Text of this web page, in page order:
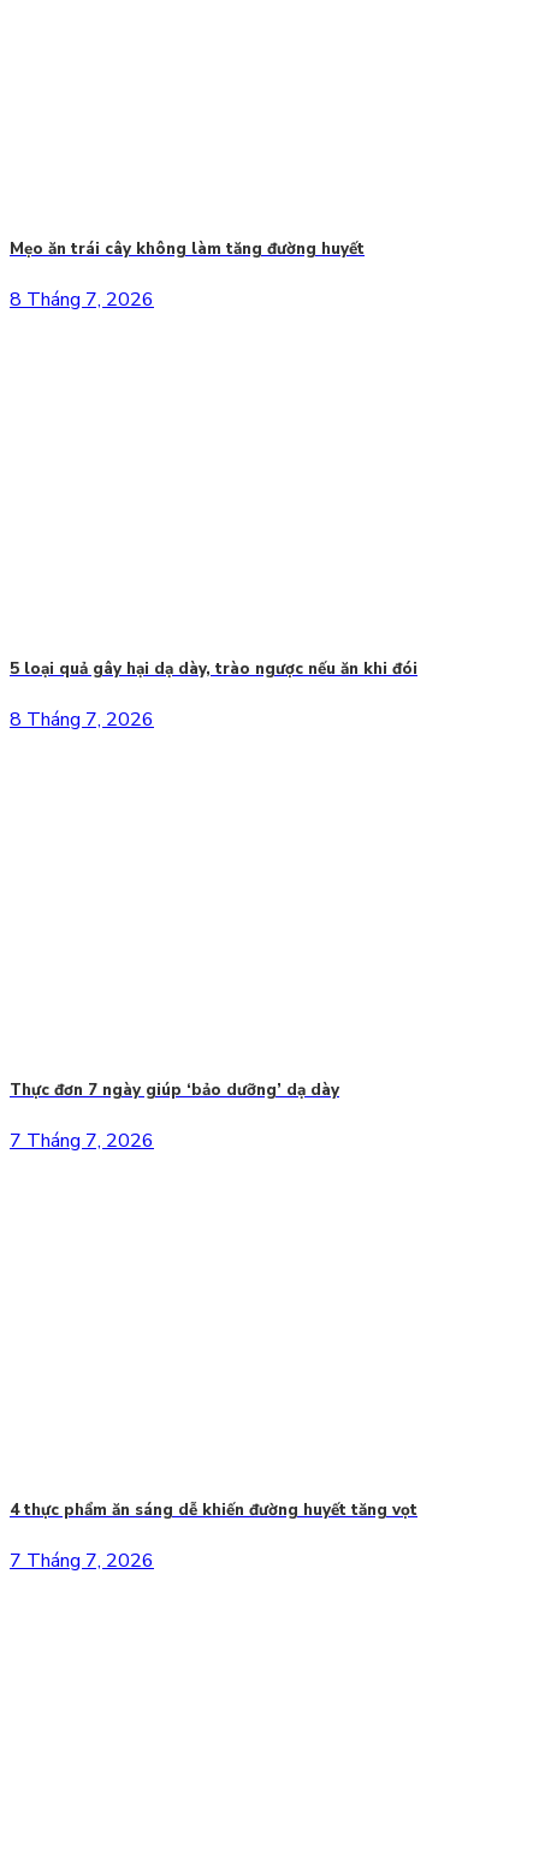
Mẹo ăn trái cây không làm tăng đường huyết
8 Tháng 7, 2026
5 loại quả gây hại dạ dày, trào ngược nếu ăn khi đói
8 Tháng 7, 2026
Thực đơn 7 ngày giúp ‘bảo dưỡng’ dạ dày
7 Tháng 7, 2026
4 thực phẩm ăn sáng dễ khiến đường huyết tăng vọt
7 Tháng 7, 2026